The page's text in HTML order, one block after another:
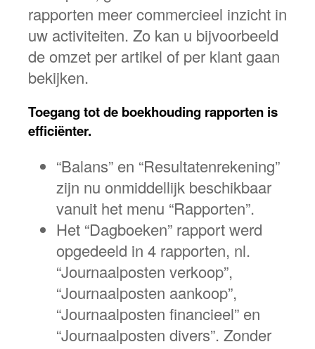
rapporten meer commercieel inzicht in
uw activiteiten. Zo kan u bijvoorbeeld
de omzet per artikel of per klant gaan
bekijken.
Toegang tot de boekhouding rapporten is
efficiënter.
“Balans” en “Resultatenrekening”
zijn nu onmiddellijk beschikbaar
vanuit het menu “Rapporten”.
Het “Dagboeken” rapport werd
opgedeeld in 4 rapporten, nl.
“Journaalposten verkoop”,
“Journaalposten aankoop”,
“Journaalposten financieel” en
“Journaalposten divers”. Zonder